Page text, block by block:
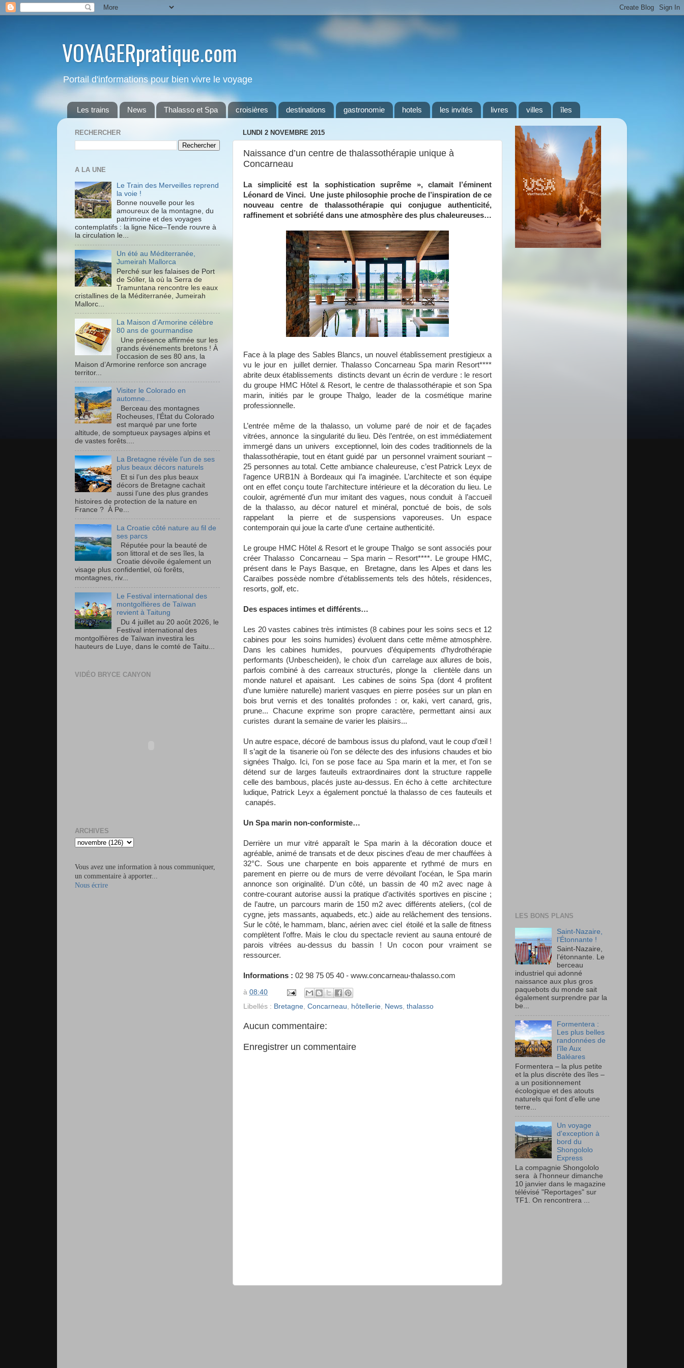
VOYAGERpratique.com
Portail d'informations pour bien vivre le voyage
Les trains News Thalasso et Spa croisières destinations gastronomie hotels les invités livres villes îles
LUNDI 2 NOVEMBRE 2015
Naissance d’un centre de thalassothérapie unique à
Concarneau
La simplicité est la sophistication suprême », clamait l’éminent
Léonard de Vinci. Une juste philosophie proche de l’inspiration de ce
nouveau centre de thalassothérapie qui conjugue authenticité,
raffinement et sobriété dans une atmosphère des plus chaleureuses…
Face à la plage des Sables Blancs, un nouvel établissement prestigieux a
vu le jour en juillet dernier. Thalasso Concarneau Spa marin Resort****
abrite deux établissements distincts devant un écrin de verdure : le resort
du groupe HMC Hôtel & Resort, le centre de thalassothérapie et son Spa
marin, initiés par le groupe Thalgo, leader de la cosmétique marine
professionnelle.
L’entrée même de la thalasso, un volume paré de noir et de façades
vitrées, annonce la singularité du lieu. Dès l’entrée, on est immédiatement
immergé dans un univers exceptionnel, loin des codes traditionnels de la
thalassothérapie, tout en étant guidé par un personnel vraiment souriant –
25 personnes au total. Cette ambiance chaleureuse, c’est Patrick Leyx de
l’agence URB1N à Bordeaux qui l’a imaginée. L’architecte et son équipe
ont en effet conçu toute l’architecture intérieure et la décoration du lieu. Le
couloir, agrémenté d’un mur imitant des vagues, nous conduit à l’accueil
de la thalasso, au décor naturel et minéral, ponctué de bois, de sols
rappelant la pierre et de suspensions vaporeuses. Un espace
contemporain qui joue la carte d’une certaine authenticité.
Le groupe HMC Hôtel & Resort et le groupe Thalgo se sont associés pour
créer Thalasso Concarneau – Spa marin – Resort****. Le groupe HMC,
présent dans le Pays Basque, en Bretagne, dans les Alpes et dans les
Caraïbes possède nombre d’établissements tels des hôtels, résidences,
resorts, golf, etc.
Des espaces intimes et différents…
Les 20 vastes cabines très intimistes (8 cabines pour les soins secs et 12
cabines pour les soins humides) évoluent dans cette même atmosphère.
Dans les cabines humides, pourvues d’équipements d’hydrothérapie
performants (Unbescheiden), le choix d’un carrelage aux allures de bois,
parfois combiné à des carreaux structurés, plonge la clientèle dans un
monde naturel et apaisant. Les cabines de soins Spa (dont 4 profitent
d’une lumière naturelle) marient vasques en pierre posées sur un plan en
bois brut vernis et des tonalités profondes : or, kaki, vert canard, gris,
prune... Chacune exprime son propre caractère, permettant ainsi aux
curistes durant la semaine de varier les plaisirs...
Un autre espace, décoré de bambous issus du plafond, vaut le coup d’œil !
Il s’agit de la tisanerie où l’on se délecte des des infusions chaudes et bio
signées Thalgo. Ici, l’on se pose face au Spa marin et la mer, et l’on se
détend sur de larges fauteuils extraordinaires dont la structure rappelle
celle des bambous, placés juste au-dessus. En écho à cette architecture
ludique, Patrick Leyx a également ponctué la thalasso de ces fauteuils et
canapés.
Un Spa marin non-conformiste…
Derrière un mur vitré apparaît le Spa marin à la décoration douce et
agréable, animé de transats et de deux piscines d’eau de mer chauffées à
32°C. Sous une charpente en bois apparente et rythmé de murs en
parement en pierre ou de murs de verre dévoilant l’océan, le Spa marin
annonce son originalité. D’un côté, un bassin de 40 m2avec nage à
contre-courant autorise aussi la pratique d’activités sportives en piscine ;
de l’autre, un parcours marin de 150 m2 avec différents ateliers, (col de
cygne, jets massants, aquabeds, etc.) aide au relâchement des tensions.
Sur le côté, le hammam, blanc, aérien avec ciel étoilé et la salle de fitness
complètent l’offre. Mais le clou du spectacle revient au sauna entouré de
parois vitrées au-dessus du bassin ! Un cocon pour vraiment se
ressourcer.
Informations : 02 98 75 05 40 - www.concarneau-thalasso.com
à 08:40
Libellés : Bretagne Concarneau hôtellerie News thalasso
Aucun commentaire:
Enregistrer un commentaire
RECHERCHER
A LA UNE
Le Train des Merveilles reprend
la voie !
Bonne nouvelle pour les
amoureux de la montagne, du
patrimoine et des voyages
contemplatifs : la ligne Nice–Tende rouvre à
la circulation le...
Un été au Méditerranée,
Jumeirah Mallorca
Perché sur les falaises de Port
de Sóller, là où la Serra de
Tramuntana rencontre les eaux
cristallines de la Méditerranée, Jumeirah
Mallorc...
La Maison d’Armorine célèbre
80 ans de gourmandise
Une présence affirmée sur les
grands événements bretons ! À
l’occasion de ses 80 ans, la
Maison d’Armorine renforce son ancrage
territor...
Visiter le Colorado en
automne...
Berceau des montagnes
Rocheuses, l’État du Colorado
est marqué par une forte
altitude, de somptueux paysages alpins et
de vastes forêts....
La Bretagne révèle l’un de ses
plus beaux décors naturels
Et si l’un des plus beaux
décors de Bretagne cachait
aussi l’une des plus grandes
histoires de protection de la nature en
France ? À Pe...
La Croatie côté nature au fil de
ses parcs
Réputée pour la beauté de
son littoral et de ses îles, la
Croatie dévoile également un
visage plus confidentiel, où forêts,
montagnes, riv...
Le Festival international des
montgolfières de Taïwan
revient à Taitung
Du 4 juillet au 20 août 2026, le
Festival international des
montgolfières de Taïwan investira les
hauteurs de Luye, dans le comté de Taitu...
VIDÉO BRYCE CANYON
ARCHIVES
Vous avez une information à nous communiquer,
un commentaire à apporter...
Nous écrire
LES BONS PLANS
Saint-Nazaire,
l’Étonnante !
Saint-Nazaire,
l’étonnante. Le
berceau
industriel qui adonné
naissance aux plus gros
paquebots du monde sait
également surprendre par la
be...
Formentera :
Les plus belles
randonnées de
l’île Aux
Baléares
Formentera – la plus petite
et la plus discrète des îles –
a un positionnement
écologique et des atouts
naturels qui font d’elle une
terre...
Un voyage
d'exception à
bord du
Shongololo
Express
La compagnie Shongololo
sera à l'honneur dimanche
10 janvier dans le magazine
télévisé "Reportages" sur
TF1. On rencontrera ...